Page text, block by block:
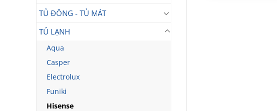
TỦ ĐÔNG - TỦ MÁT
TỦ LẠNH
Aqua
Casper
Electrolux
Funiki
Hisense
14.990.000₫.